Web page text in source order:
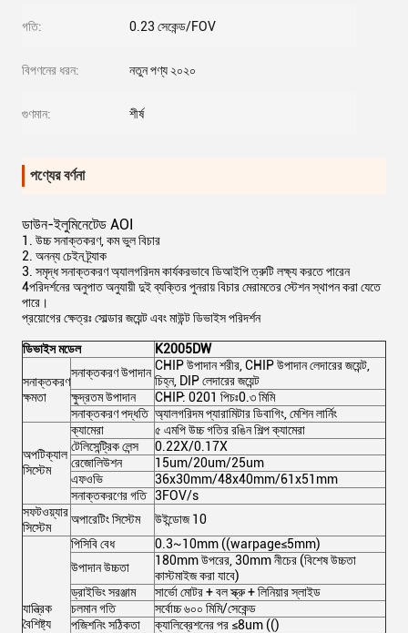
গতি: 0.23 সেকেন্ড/FOV
বিপণনের ধরন: নতুন পণ্য ২০২০
গুণমান: শীর্ষ
পণ্যের বর্ণনা
ডাউন-ইলুমিনেটেড AOI
1. উচ্চ সনাক্তকরণ, কম ভুল বিচার
2. অনন্য চেইন ট্র্যাক
3. সমৃদ্ধ সনাক্তকরণ অ্যালগরিদম কার্যকরভাবে ডিআইপি ত্রুটি লক্ষ্য করতে পারেন
4পরিদর্শনের অনুপাত অনুযায়ী দুই ব্যক্তির পুনরায় বিচার মেরামতের স্টেশন স্থাপন করা যেতে
পারে।
প্রয়োগের ক্ষেত্রঃ সোল্ডার জয়েন্ট এবং মাউন্ট ডিভাইস পরিদর্শন
ডিভাইস মডেল K2005DW
সনাক্তকরণ
ক্ষমতা
সনাক্তকরণ উপাদান CHIP উপাদান শরীর, CHIP উপাদান লেদারের জয়েন্ট,
চিহ্ন, DIP লেদারের জয়েন্ট
ক্ষুদ্রতম উপাদান
CHIP: 0201 পিচঃ0.৩ মিমি
সনাক্তকরণ পদ্ধতি অ্যালগরিদম প্যারামিটার ডিবাগিং, মেশিন লার্নিং
অপটিক্যাল
সিস্টেম
ক্যামেরা
৫ এমপি উচ্চ গতির রঙিন শিল্প ক্যামেরা
টেলিসেন্ট্রিক লেন্স
0.22X/0.17X
রেজোলিউশন
15um/20um/25um
এফওভি
36x30mm/48x40mm/61x51mm
সনাক্তকরণের গতি 3FOV/s
সফটওয়্যার
সিস্টেম
অপারেটিং সিস্টেম উইন্ডোজ 10
যান্ত্রিক
বৈশিষ্ট্য
পিসিবি বেধ
0.3~10mm ((warpage≤5mm)
উপাদান উচ্চতা
180mm উপরের, 30mm নীচের (বিশেষ উচ্চতা
কাস্টমাইজ করা যাবে)
ড্রাইভিং সরঞ্জাম
সার্ভো মোটর + বল স্ক্রু + লিনিয়ার স্লাইড
চলমান গতি
সর্বোচ্চ ৬০০ মিমি/সেকেন্ড
পজিশনিং সঠিকতা
ক্যালিব্রেশনের পর ≤8um (()